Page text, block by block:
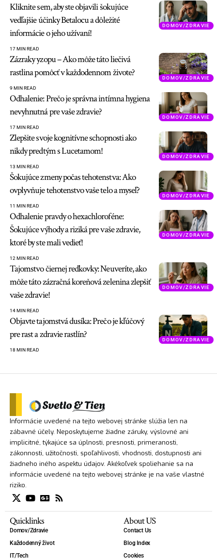
DOMOV/ZDRAVIE
Kliknite sem, aby ste objavili šokujúce
vedľajšie účinky Betalocu a dôležité
informácie o jeho užívaní!
17 MIN READ
DOMOV/ZDRAVIE
Zázraky yzopu – Ako môže táto liečivá
rastlina pomôcť v každodennom živote?
9 MIN READ
DOMOV/ZDRAVIE
Odhalenie: Prečo je správna intímna hygiena
nevyhnutná pre vaše zdravie?
17 MIN READ
DOMOV/ZDRAVIE
Zlepšite svoje kognitívne schopnosti ako
nikdy predtým s Lucetamom!
13 MIN READ
DOMOV/ZDRAVIE
Šokujúce zmeny počas tehotenstva: Ako
ovplyvňuje tehotenstvo vaše telo a myseľ?
11 MIN READ
DOMOV/ZDRAVIE
Odhalenie pravdy o hexachloroféne:
Šokujúce výhody a riziká pre vaše zdravie,
ktoré by ste mali vedieť!
12 MIN READ
DOMOV/ZDRAVIE
Tajomstvo čiernej reďkovky: Neuveríte, ako
môže táto zázračná koreňová zelenina zlepšiť
vaše zdravie!
14 MIN READ
DOMOV/ZDRAVIE
Objavte tajomstvá dusíka: Prečo je kľúčový
pre rast a zdravie rastlín?
18 MIN READ
Informácie uvedené na tejto webovej stránke slúžia len na
zábavné účely. Neposkytujeme žiadne záruky, výslovné ani
implicitné, týkajúce sa úplnosti, presnosti, primeranosti,
zákonnosti, užitočnosti, spoľahlivosti, vhodnosti, dostupnosti ani
žiadneho iného aspektu údajov. Akékoľvek spoliehanie sa na
informácie uvedené na tejto webovej stránke je na vaše vlastné
riziko.
Quicklinks
Domov/Zdravie
Každodenný život
IT/Tech
About US
Contact Us
Blog Index
Cookies